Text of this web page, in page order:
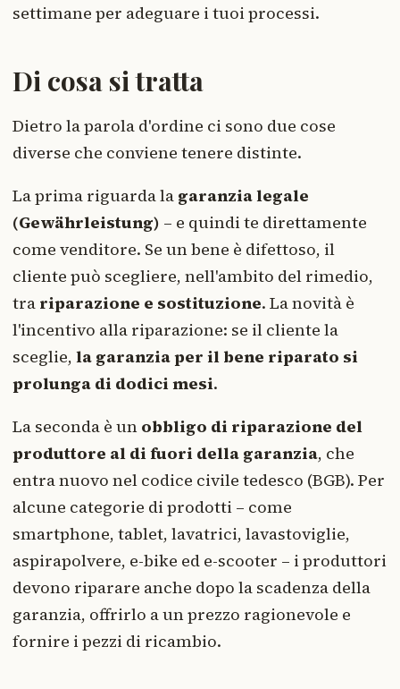
settimane per adeguare i tuoi processi.
Di cosa si tratta
Dietro la parola d'ordine ci sono due cose
diverse che conviene tenere distinte.
La prima riguarda la garanzia legale
(Gewährleistung) – e quindi te direttamente
come venditore. Se un bene è difettoso, il
cliente può scegliere, nell'ambito del rimedio,
tra riparazione e sostituzione. La novità è
l'incentivo alla riparazione: se il cliente la
sceglie, la garanzia per il bene riparato si
prolunga di dodici mesi.
La seconda è un obbligo di riparazione del
produttore al di fuori della garanzia, che
entra nuovo nel codice civile tedesco (BGB). Per
alcune categorie di prodotti – come
smartphone, tablet, lavatrici, lavastoviglie,
aspirapolvere, e-bike ed e-scooter – i produttori
devono riparare anche dopo la scadenza della
garanzia, offrirlo a un prezzo ragionevole e
fornire i pezzi di ricambio.